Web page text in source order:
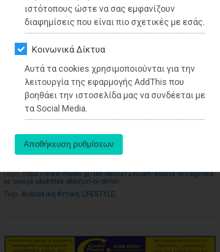
ιστότοπους ώστε να σας εμφανίζουν
διαφημίσεις που είναι πιο σχετικές με εσάς.
Kοινωνικά Δίκτυα
Αυτά τα cookies χρησιμοποιούνται για την
λειτουργία της εφαρμογής AddThis που
βοηθάει την ιστοσελίδα μας να συνδέεται με
τα Social Media.
OΔΗΓΟΣ
ΑΓΟΡΑΣ
ΨΙΘΥΡΟΙ
ΑΠΟΣΤΟΛΗ
ΑΡΘΡΩΝ
27-05-2025
Από τo Dimotisnews
aboutus
Πηγή:https://www.insider.gr/tax-labour/230384/adilota-tetragonika-
se-poioys-idioktites-akiniton-oi-dimoi-
Tags: Ανατολική Αττική, LIFESTYLE,